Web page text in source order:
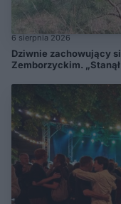
6 sierpnia 2026
Dziwnie zachowujący
Zemborzyckim.